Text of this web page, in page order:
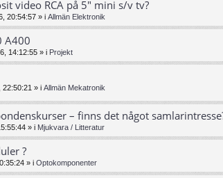
video RCA på 5" mini s/v tv?
20:54:57 » i Allmän Elektronik
A400
14:12:55 » i Projekt
22:50:21 » i Allmän Mekatronik
– finns det något
» i Mjukvara / Litteratur
?
» i Optokomponenter